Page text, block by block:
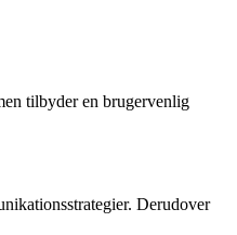
tilbyder en brugervenlig
Derudover